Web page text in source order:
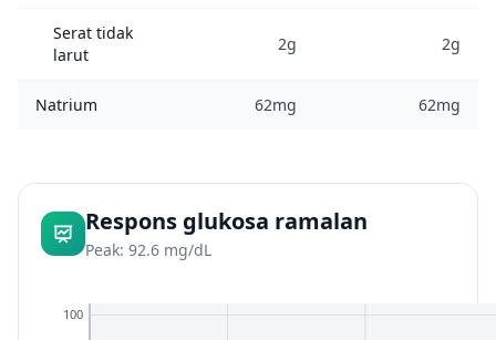
Serat tidak
larut
2g 2g
Natrium 62mg 62mg
Respons glukosa ramalan
Peak: 92.6 mg/dL
100